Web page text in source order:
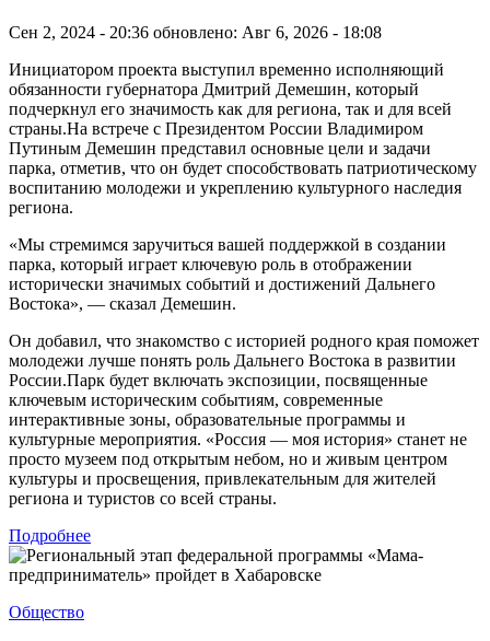
Сен 2, 2024 - 20:36 обновлено: Авг 6, 2026 - 18:08
Инициатором проекта выступил временно исполняющий
обязанности губернатора Дмитрий Демешин, который
подчеркнул его значимость как для региона, так и для всей
страны.На встрече с Президентом России Владимиром
Путиным Демешин представил основные цели и задачи
парка, отметив, что он будет способствовать патриотическому
воспитанию молодежи и укреплению культурного наследия
региона.
«Мы стремимся заручиться вашей поддержкой в создании
парка, который играет ключевую роль в отображении
исторически значимых событий и достижений Дальнего
Востока», — сказал Демешин.
Он добавил, что знакомство с историей родного края поможет
молодежи лучше понять роль Дальнего Востока в развитии
России.Парк будет включать экспозиции, посвященные
ключевым историческим событиям, современные
интерактивные зоны, образовательные программы и
культурные мероприятия. «Россия — моя история» станет не
просто музеем под открытым небом, но и живым центром
культуры и просвещения, привлекательным для жителей
региона и туристов со всей страны.
Подробнее
Общество